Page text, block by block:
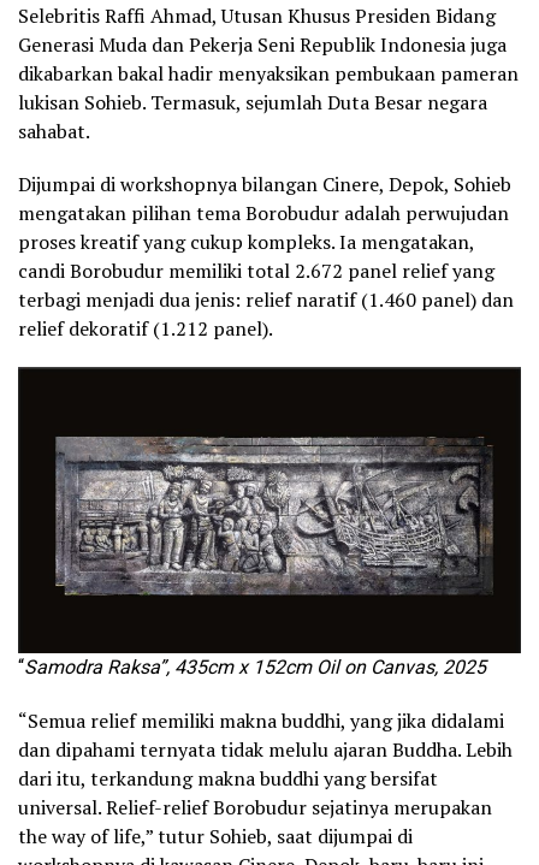
Selebritis Raffi Ahmad, Utusan Khusus Presiden Bidang
Generasi Muda dan Pekerja Seni Republik Indonesia juga
dikabarkan bakal hadir menyaksikan pembukaan pameran
lukisan Sohieb. Termasuk, sejumlah Duta Besar negara
sahabat.
Dijumpai di workshopnya bilangan Cinere, Depok, Sohieb
mengatakan pilihan tema Borobudur adalah perwujudan
proses kreatif yang cukup kompleks. Ia mengatakan,
candi Borobudur memiliki total 2.672 panel relief yang
terbagi menjadi dua jenis: relief naratif (1.460 panel) dan
relief dekoratif (1.212 panel).
“Samodra Raksa”, 435cm x 152cm Oil on Canvas, 2025
“Semua relief memiliki makna buddhi, yang jika didalami
dan dipahami ternyata tidak melulu ajaran Buddha. Lebih
dari itu, terkandung makna buddhi yang bersifat
universal. Relief-relief Borobudur sejatinya merupakan
the way of life,” tutur Sohieb, saat dijumpai di